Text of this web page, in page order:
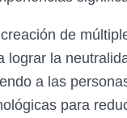
de
lograr la
a las
para